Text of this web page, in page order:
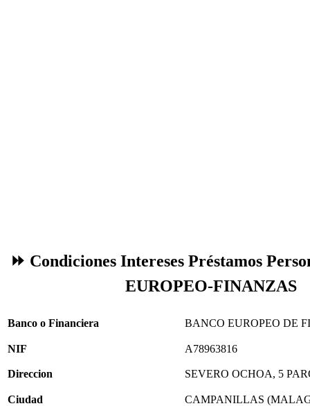
⏩ Condiciones Intereses Préstamos
EUROPEO-FINANZAS
Banco o Financiera BANCO EUROPEO DE
NIF A78963816
Direccion SEVERO OCHOA, 5
Ciudad CAMPANILLAS